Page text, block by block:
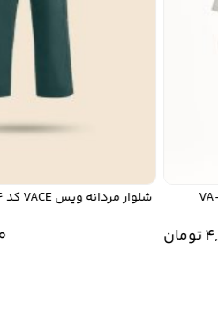
تومان
شلوار مردانه ویس VACE کد VA-30013004